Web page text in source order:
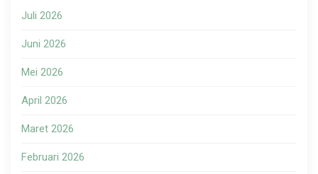
Juli 2026
Juni 2026
Mei 2026
April 2026
Maret 2026
Februari 2026